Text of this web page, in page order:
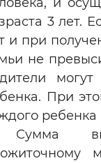
3 лет.
и при
не
При
ребенка
Сумма